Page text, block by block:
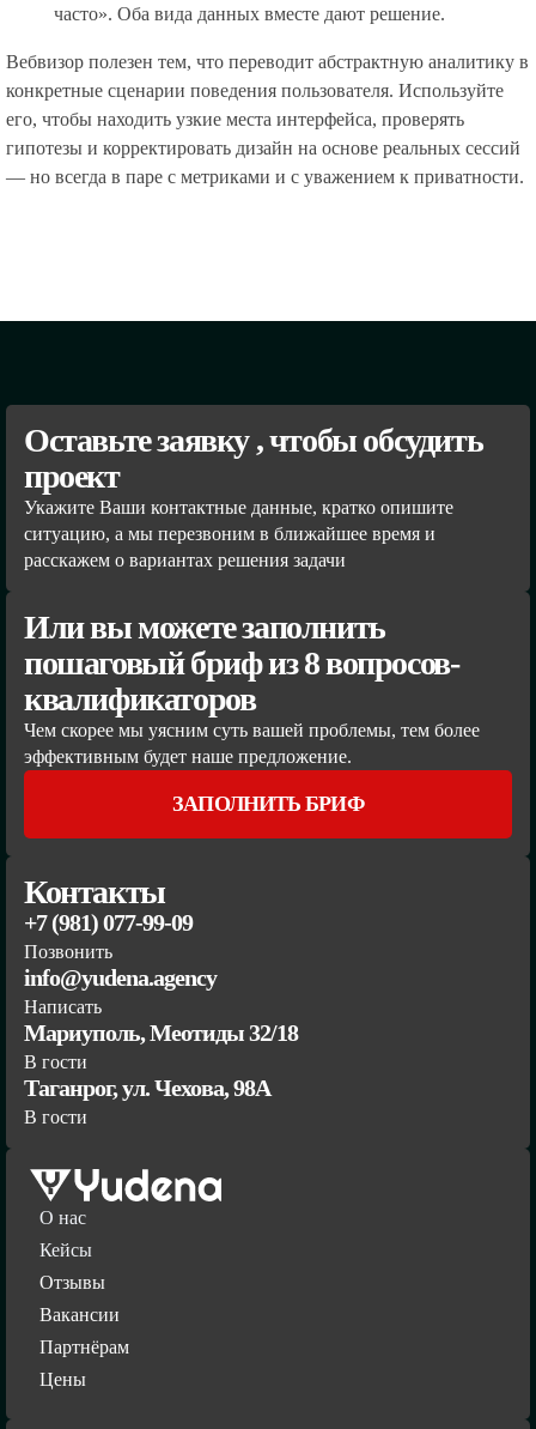
часто». Оба вида данных вместе дают решение.
Вебвизор полезен тем, что переводит абстрактную аналитику в
конкретные сценарии поведения пользователя. Используйте
его, чтобы находить узкие места интерфейса, проверять
гипотезы и корректировать дизайн на основе реальных сессий
— но всегда в паре с метриками и с уважением к приватности.
Оставьте заявку , чтобы обсудить
проект
Укажите Ваши контактные данные, кратко опишите
ситуацию, а мы перезвоним в ближайшее время и
расскажем о вариантах решения задачи
Или вы можете заполнить
пошаговый бриф из 8 вопросов-
квалификаторов
Чем скорее мы уясним суть вашей проблемы, тем более
эффективным будет наше предложение.
ЗАПОЛНИТЬ БРИФ
Контакты
+7 (981) 077-99-09
Позвонить
info@yudena.agency
Написать
Мариуполь, Меотиды 32/18
В гости
Таганрог, ул. Чехова, 98А
В гости
О нас
Кейсы
Отзывы
Вакансии
Партнёрам
Цены